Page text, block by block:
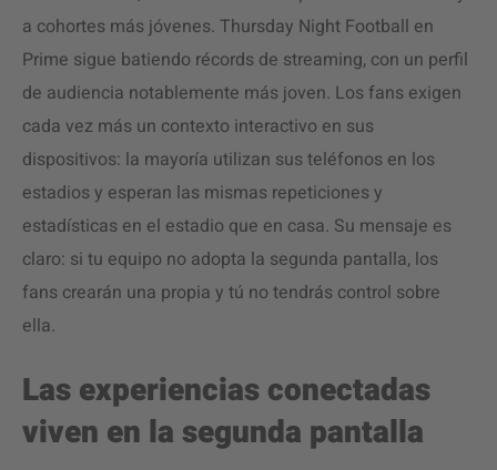
a cohortes más jóvenes. Thursday Night Football en
Prime sigue batiendo récords de streaming, con un perfil
de audiencia notablemente más joven. Los fans exigen
cada vez más un contexto interactivo en sus
dispositivos: la mayoría utilizan sus teléfonos en los
estadios y esperan las mismas repeticiones y
estadísticas en el estadio que en casa. Su mensaje es
claro: si tu equipo no adopta la segunda pantalla, los
fans crearán una propia y tú no tendrás control sobre
ella.
Las experiencias conectadas
viven en la segunda pantalla